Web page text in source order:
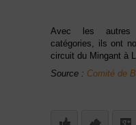
Avec les autres
catégories, ils ont
circuit du Mingant à
Source : Comité de